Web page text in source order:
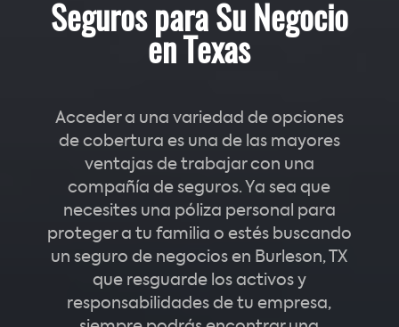
Seguros para Su Negocio
en Texas
Acceder a una variedad de opciones
de cobertura es una de las mayores
ventajas de trabajar con una
compañía de seguros. Ya sea que
necesites una póliza personal para
proteger a tu familia o estés buscando
un seguro de negocios en Burleson, TX
que resguarde los activos y
responsabilidades de tu empresa,